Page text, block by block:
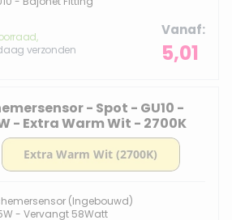
verzonden
Vanaf
5,01
- Spot - GU10 -
- Extra Warm Wit - 2700K
(Ingebouwd)
- Vervangt 58Watt